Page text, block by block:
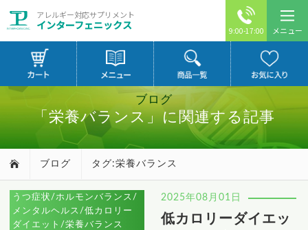
アレルギー対応サプリメント
インターフェニックス 9:00-17:00 メニュー
ブログ
「栄養バランス」に関連する記事
ブログ タグ:栄養バランス
うつ症状/ホルモンバランス/
メンタルヘルス/低カロリー
ダイエット/栄養バランス
2025年08月01日
低カロリーダイエッ